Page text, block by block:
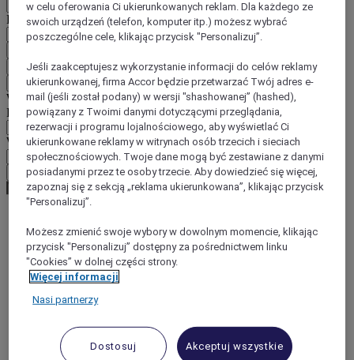
Kraj/region-język
EUR (€)
Wstecz
Wybierz walutę poniżej
Region
Waluta
Potwierdź walutę
World
Europe
Germany
North Rhine Westphalia
w celu oferowania Ci ukierunkowanych reklam. Dla każdego ze
swoich urządzeń (telefon, komputer itp.) możesz wybrać
poszczególne cele, klikając przycisk "Personalizuj”.
Jeśli zaakceptujesz wykorzystanie informacji do celów reklamy
ukierunkowanej, firma Accor będzie przetwarzać Twój adres e-
mail (jeśli został podany) w wersji "shashowanej” (hashed),
powiązany z Twoimi danymi dotyczącymi przeglądania,
rezerwacji i programu lojalnościowego, aby wyświetlać Ci
ukierunkowane reklamy w witrynach osób trzecich i sieciach
społecznościowych. Twoje dane mogą być zestawiane z danymi
posiadanymi przez te osoby trzecie. Aby dowiedzieć się więcej,
zapoznaj się z sekcją „reklama ukierunkowana”, klikając przycisk
"Personalizuj”.
Możesz zmienić swoje wybory w dowolnym momencie, klikając
przycisk "Personalizuj” dostępny za pośrednictwem linku
"Cookies” w dolnej części strony.
Więcej informacji
Nasi partnerzy
Dostosuj Akceptuj wszystkie